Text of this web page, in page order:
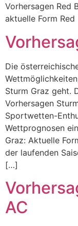
Vorhersagen Red
aktuelle Form
Die
Sturm Graz geht.
Vorhersagen
Sportwetten-
Wettprognosen
Graz: Aktuelle
der laufenden
[…]
AC